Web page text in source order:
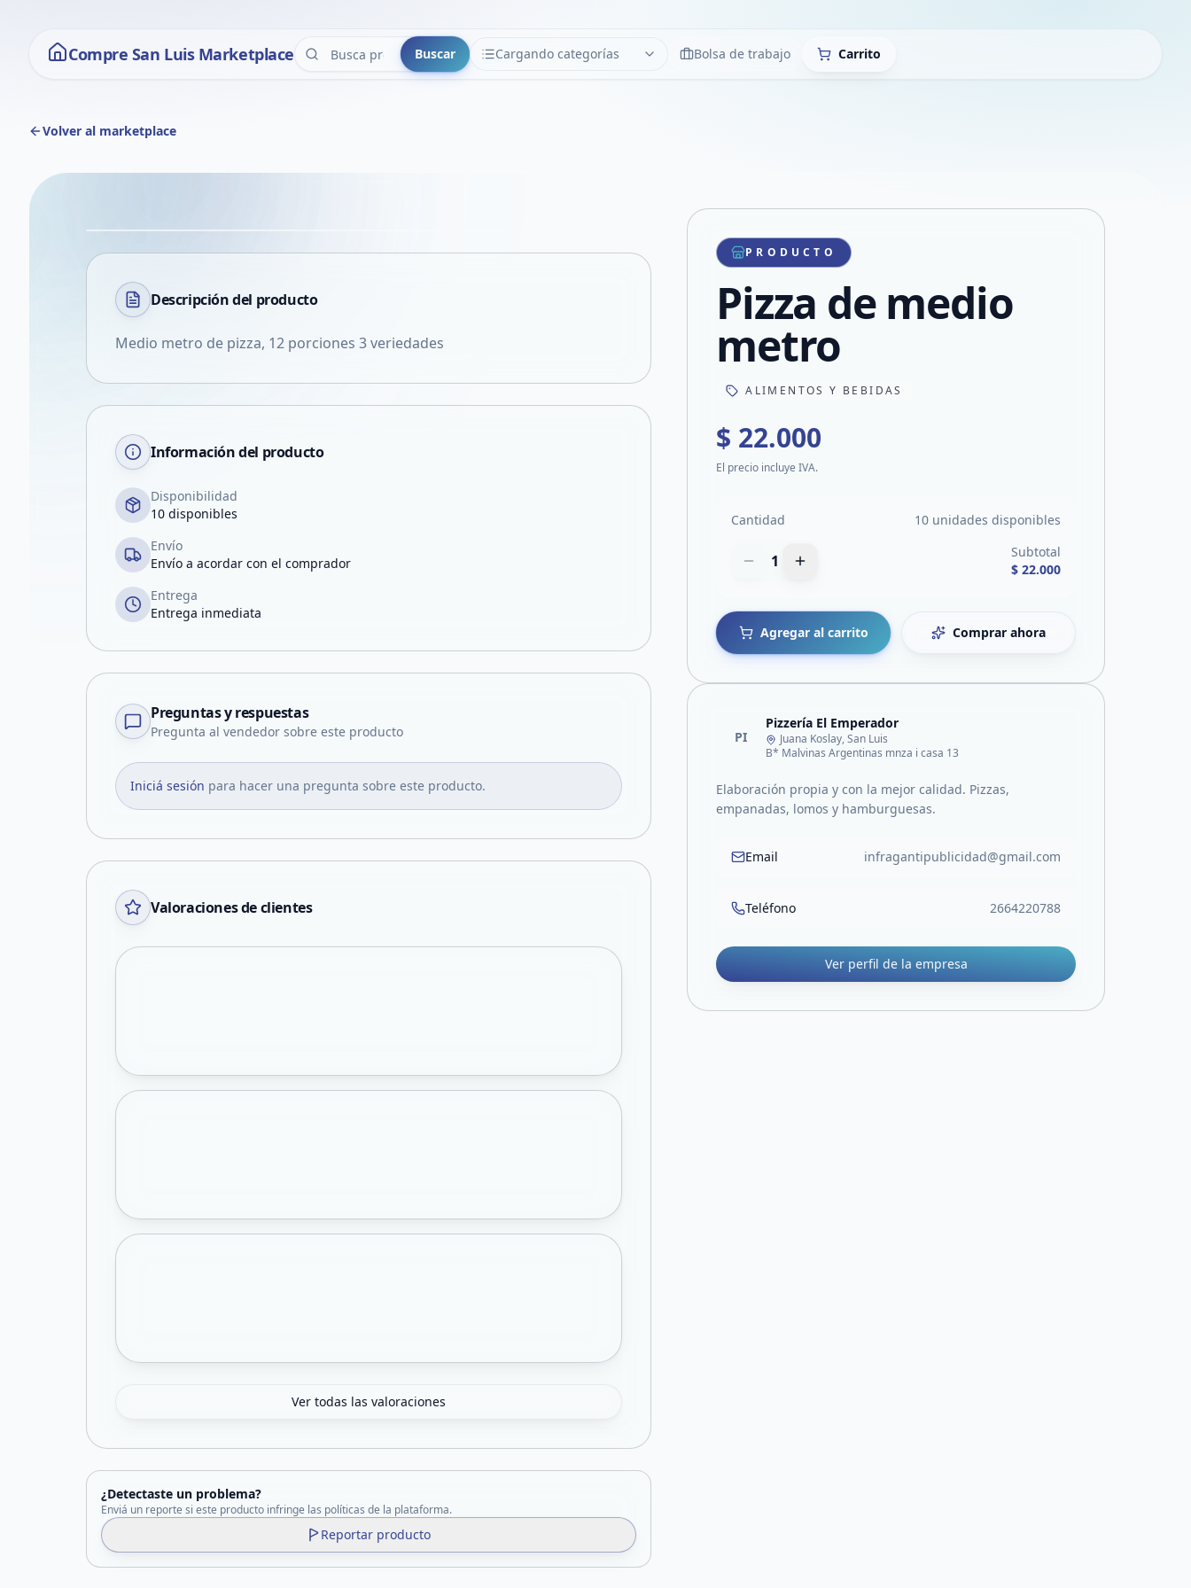
Compre San Luis Marketplace Buscar Cargando categorías
CATEGORÍAS LimpiarBolsa de trabajo Carrito
Volver al marketplace
VER EN PANTALLA COMPLETA
Compartir producto
Compartir por WhatsApp
Compartir por mail
Compartir en Facebook
Compartir en X
Descripción del producto
Medio metro de pizza, 12 porciones 3 veriedades
Información del producto
Disponibilidad
10 disponibles
Envío
Envío a acordar con el comprador
Entrega
Entrega inmediata
Preguntas y respuestas
Pregunta al vendedor sobre este producto
Iniciá sesión para hacer una pregunta sobre este producto.
Valoraciones de clientes
Ver todas las valoraciones
¿Detectaste un problema?
Enviá un reporte si este producto infringe las políticas de la plataforma.
Reportar producto
PRODUCTO
Pizza de medio
metro
ALIMENTOS Y BEBIDAS
$ 22.000
El precio incluye IVA.
Cantidad 10 unidades disponibles
1
Subtotal
$ 22.000
Agregar al carrito Comprar ahora
PI
Pizzería El Emperador
Juana Koslay, San Luis
B* Malvinas Argentinas mnza i casa 13
Elaboración propia y con la mejor calidad. Pizzas,
empanadas, lomos y hamburguesas.
Email infragantipublicidad@gmail.com
Teléfono 2664220788
Ver perfil de la empresa